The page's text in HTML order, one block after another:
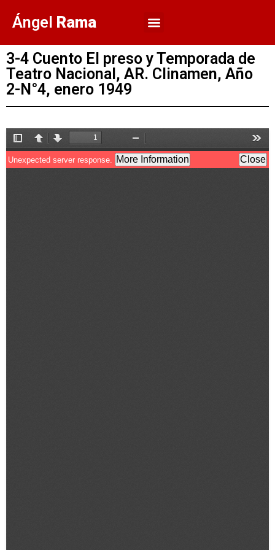
Ángel Rama
3-4 Cuento El preso y Temporada de
Teatro Nacional, AR. Clinamen, Año
2-N°4, enero 1949